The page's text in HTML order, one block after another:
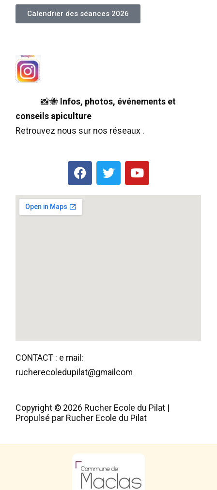
Calendrier des séances 2026
📸🐝 Infos, photos, événements et
conseils apiculture
Retrouvez nous sur nos réseaux .
CONTACT : e mail:
rucherecoledupilat@gmailcom
Copyright © 2026 Rucher Ecole du Pilat |
Propulsé par Rucher Ecole du Pilat